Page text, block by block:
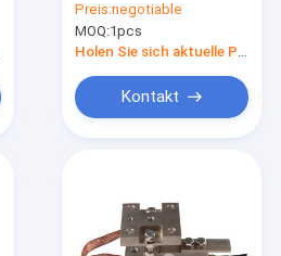
Preis:negotiable
MOQ:1pcs
Holen Sie sich aktuelle Preis
Kontakt